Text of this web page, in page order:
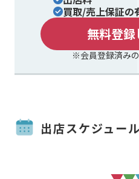
買取/売上保証の
無料登
※会員登録済み
出店スケジュール